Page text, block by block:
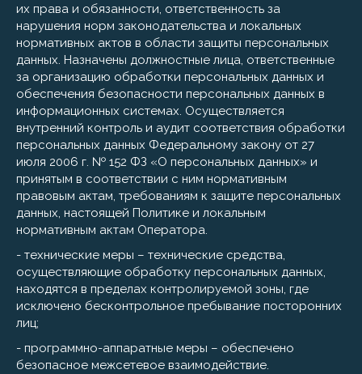
их права и обязанности, ответственность за
нарушения норм законодательства и локальных
нормативных актов в области защиты персональных
данных. Назначены должностные лица, ответственные
за организацию обработки персональных данных и
обеспечения безопасности персональных данных в
информационных системах. Осуществляется
внутренний контроль и аудит соответствия обработки
персональных данных Федеральному закону от 27
июля 2006 г. № 152 ФЗ «О персональных данных» и
принятым в соответствии с ним нормативным
правовым актам, требованиям к защите персональных
данных, настоящей Политике и локальным
нормативным актам Оператора.
- технические меры – технические средства,
осуществляющие обработку персональных данных,
находятся в пределах контролируемой зоны, где
исключено бесконтрольное пребывание посторонних
лиц;
- программно-аппаратные меры – обеспечено
безопасное межсетевое взаимодействие.